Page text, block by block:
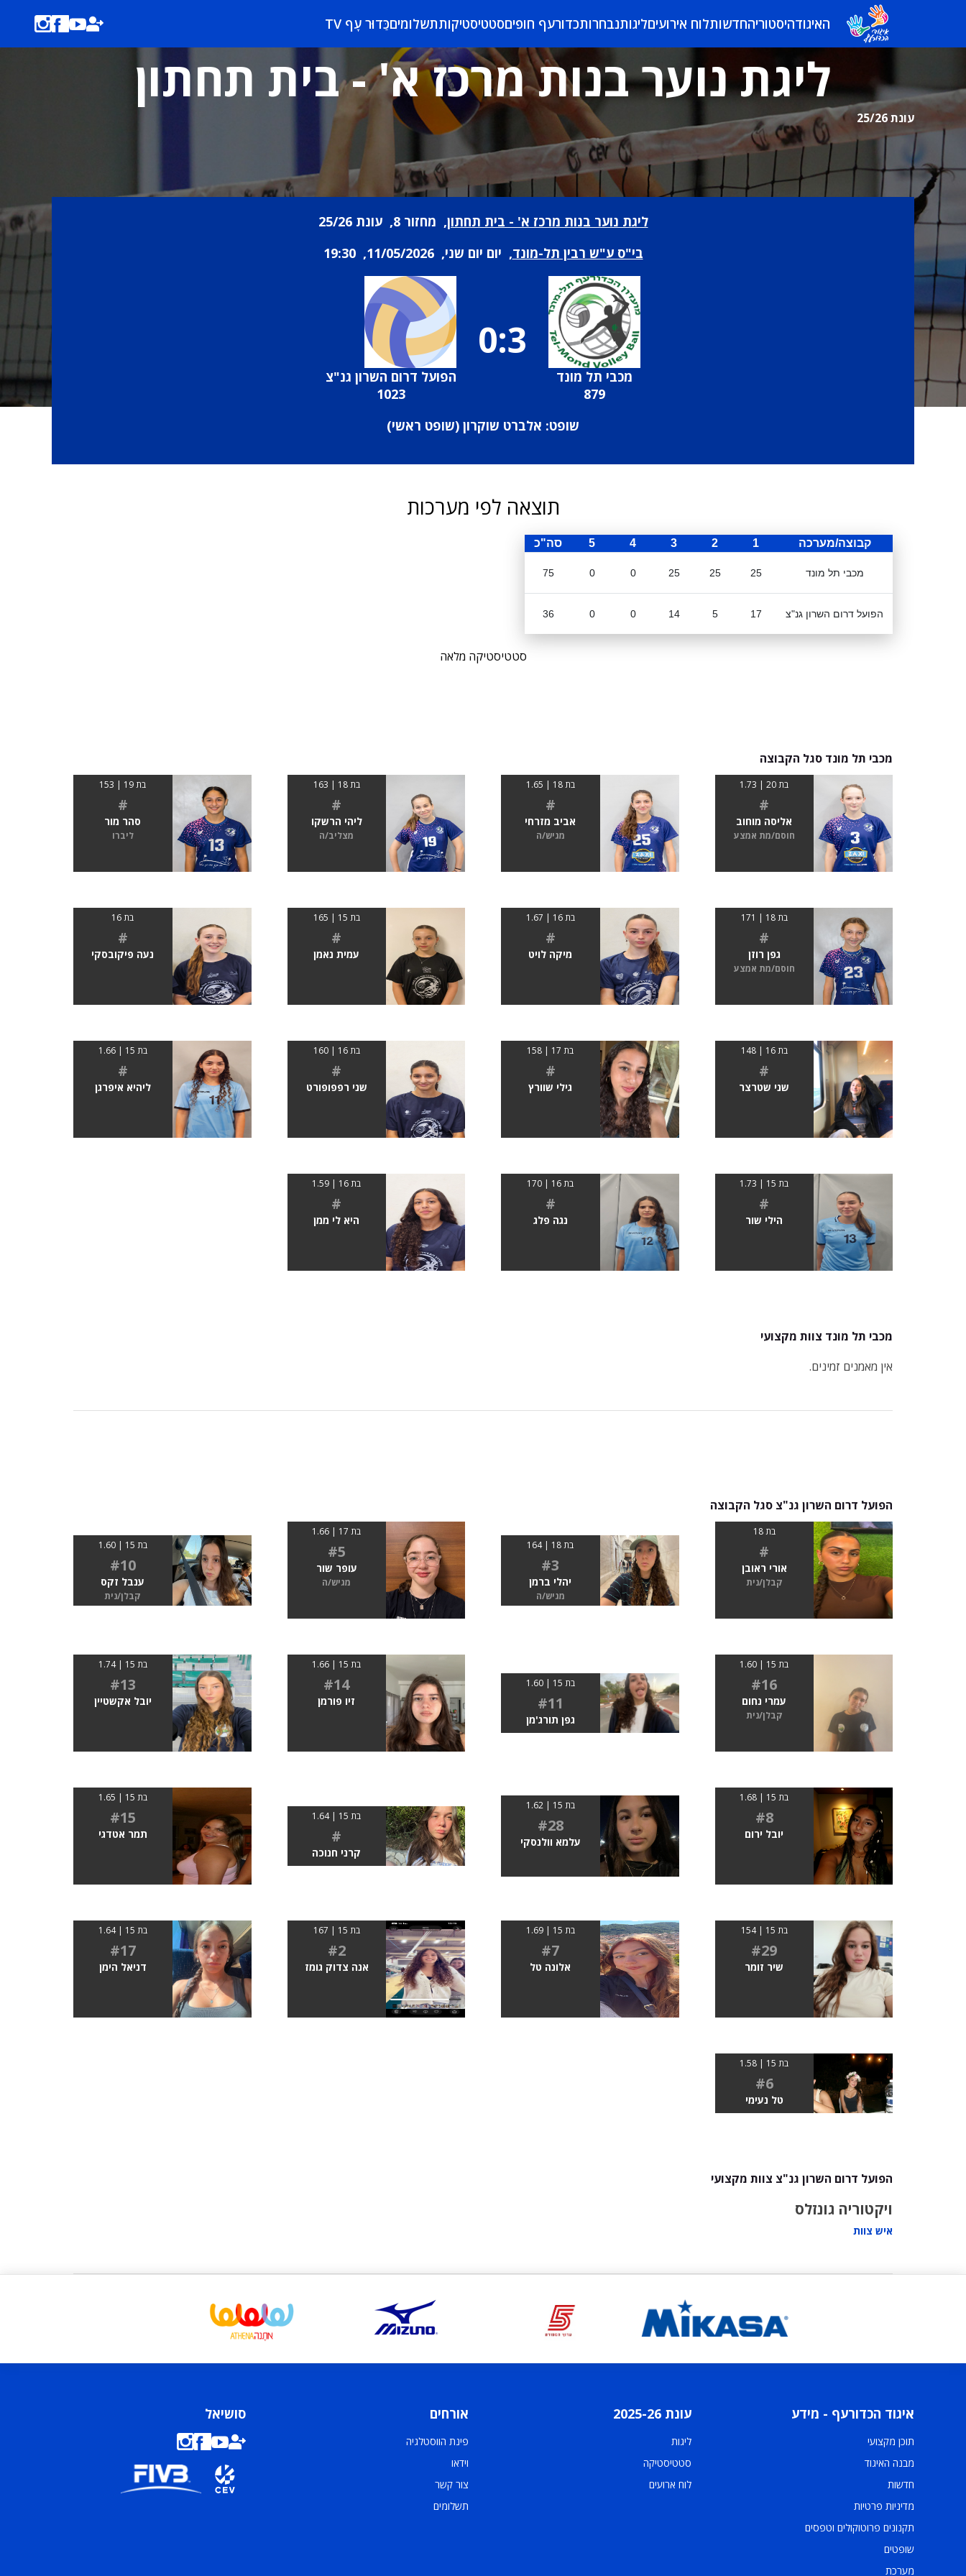
האיגודהיסטוריהחדשותלוח אירועיםליגותנבחרותכדורעף חופיםסטטיסטיקותתשלומיםכַּדוּר עָף TV
ליגת נוער בנות מרכז א' - בית תחתון
עונת 25/26
ליגת נוער בנות מרכז א' - בית תחתון, מחזור 8, עונת 25/26
בי"ס ע"ש רבין תל-מונד, יום יום שני, 11/05/2026, 19:30
מכבי תל מונד
879
0:3
הפועל דרום השרון גנ"צ
1023
שופט: אלברט שוקרון (שופט ראשי)
תוצאה לפי מערכות
קבוצה/מערכה 1
2
3
4
5 סה"כ
מכבי תל מונד 25
25
25
0
0
75
הפועל דרום השרון גנ"צ 17
5
14
0
0
36
סטטיסטיקה מלאה
מכבי תל מונד סגל הקבוצה
בת 20 | 1.73
#
אליסה מוחוב
חוסם/מת אמצע
בת 18 | 1.65
#
אביב מזרחי
מגיש/ה
בת 18 | 163
#
ליהי הרשקו
מצליב/ה
בת 19 | 153
#
סהר מור
ליברו
בת 18 | 171
#
גפן רוזן
חוסם/מת אמצע
בת 16 | 1.67
#
מיקה לויט
בת 15 | 165
#
עמית נאמן
בת 16
#
נעה פיקובסקי
בת 16 | 148
#
שני שטרצר
בת 17 | 158
#
גילי שוורץ
בת 16 | 160
#
שני רפפופורט
בת 15 | 1.66
#
ליהיא איפרגן
בת 15 | 1.73
#
הילי שור
בת 16 | 170
#
נגה פלג
בת 16 | 1.59
#
היא לי ממן
מכבי תל מונד צוות מקצועי
אין מאמנים זמינים.
הפועל דרום השרון גנ"צ סגל הקבוצה
בת 18
#
אורי ראובן
קבלן/נית
בת 18 | 164
#3
יהלי ברמן
מגיש/ה
בת 17 | 1.66
#5
עופר שור
מגיש/ה
בת 15 | 1.60
#10
ענבל זקס
קבלן/נית
בת 15 | 1.60
#16
עמרי נחום
קבלן/נית
בת 15 | 1.60
#11
גפן תורג'מן
בת 15 | 1.66
#14
זיו פורמן
בת 15 | 1.74
#13
יובל אקשטיין
בת 15 | 1.68
#8
יובל ירום
בת 15 | 1.62
#28
עלמא וולנסקי
בת 15 | 1.64
#
קרני חנוכה
בת 15 | 1.65
#15
תמר אטדגי
בת 15 | 154
#29
שיר זומר
בת 15 | 1.69
#7
אלונה טל
בת 15 | 167
#2
אנה צדוק גומז
בת 15 | 1.64
#17
דניאל הימן
בת 15 | 1.58
#6
טל נעימי
הפועל דרום השרון גנ"צ צוות מקצועי
ויקטוריה גונזלס
איש צוות
איגוד הכדורעף - מידע
תוכן מקצועי
מבנה האיגוד
חדשות
מדיניות פרטיות
תקנונים פרוטוקולים וטפסים
שופטים
מערכת
עונת 2025-26
ליגות
סטטיסטיקה
לוח ארועים
אורחים
פינת הווסטלגיה
וידאו
צור קשר
תשלומים
סושיאל